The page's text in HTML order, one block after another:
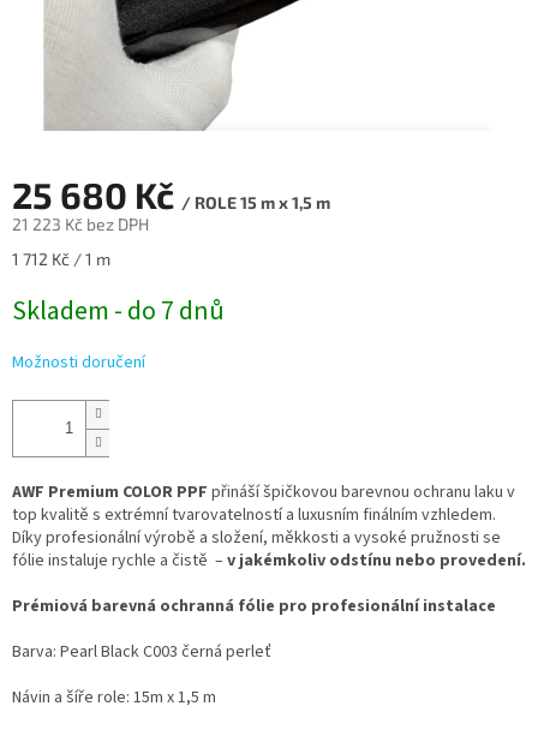
25 680 Kč / ROLE 15 m x 1,5 m
21 223 Kč bez DPH
Měrná
1 712 Kč / 1 m
Skladem - do 7 dnů
Možnosti doručení
AWF Premium COLOR PPF přináší špičkovou barevnou ochranu laku v
top kvalitě s extrémní tvarovatelností a luxusním finálním vzhledem.
Díky profesionální výrobě a složení, měkkosti a vysoké pružnosti se
fólie instaluje rychle a čistě –v jakémkoliv odstínu nebo provedení.
Prémiová barevná ochranná fólie pro profesionální instalace
Barva: Pearl Black C003 černá perleť
Návin a šíře role: 15m x 1,5 m